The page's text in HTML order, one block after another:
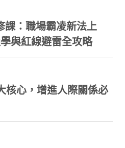
課：職場霸凌新法上
與紅線避雷全攻略
核心，增進人際關係必